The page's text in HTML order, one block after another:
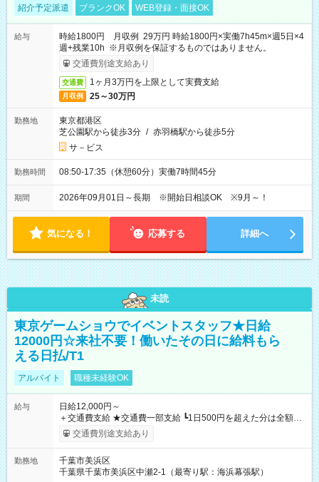
紹介予定派遣 ブランクOK WEB登録・面接OK
給与
時給1800円 月収例 29万円 時給1800円×実働7h45m×週5日×4
週+残業10h ※月収例を保証するものではありません。
交通費別途支給あり
交通費 1ヶ月3万円を上限として実費支給
月収例 25～30万円
勤務地
東京都港区
芝公園駅から徒歩3分 / 赤羽橋駅から徒歩5分
サ－ビス
勤務時間 08:50-17:35（休憩60分）実働7時間45分
期間 2026年09月01日～長期 ※開始日相談OK ※9月～！
気になる！ 応募する 詳細へ
未読
東京ゲームショウでイベントスタッフ★日給
12000円☆来社不要！働いたその日に給料もら
える日払/T1
アルバイト 職種未経験OK
給与
日給12,000円～
＋交通費支給 ★交通費一部支給 ┗1日500円を超えた分は全額支
給！ ※往復500円以内の方は自己負担となります ★日払いOK！
（規定あり） ┗働いたその日に現金GET♪ お仕事後はコンビニ
なし
交通費別途支給あり
勤務地
千葉市美浜区
千葉県千葉市美浜区中瀬2-1（最寄り駅：海浜幕張駅）